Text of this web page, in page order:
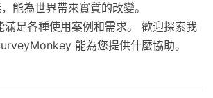
能為世界帶來實質的改變。
足各種使用案例和需求。 歡迎探索我
能為您提供什麼協助。